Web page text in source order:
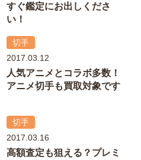
すぐ鑑定にお出しくださ
い！
切手
2017.03.12
人気アニメとコラボ多数！
アニメ切手も買取対象です
切手
2017.03.16
高額査定も狙える？プレミ